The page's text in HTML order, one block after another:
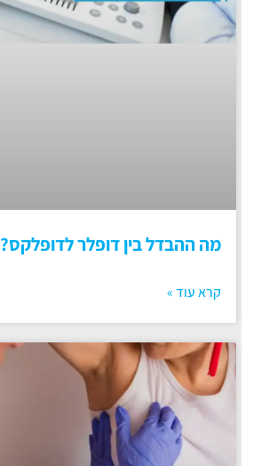
מה ההבדל בין דופלר לדופלקס?
קרא עוד »